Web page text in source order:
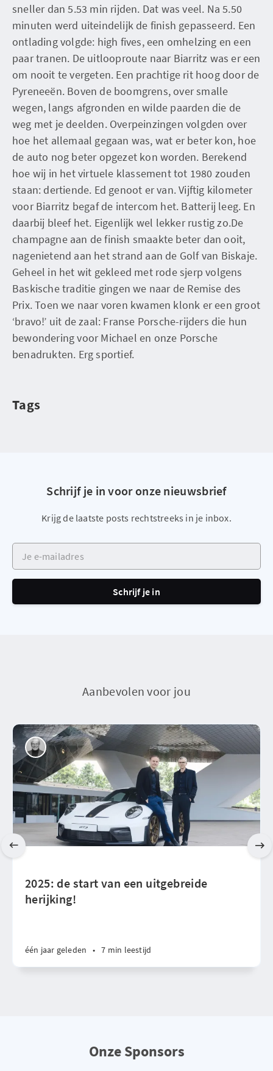
sneller dan 5.53 min rijden. Dat was veel. Na 5.50
minuten werd uiteindelijk de finish gepasseerd. Een
ontlading volgde: high fives, een omhelzing en een
paar tranen. De uitlooproute naar Biarritz was er een
om nooit te vergeten. Een prachtige rit hoog door de
Pyreneeën. Boven de boomgrens, over smalle
wegen, langs afgronden en wilde paarden die de
weg met je deelden. Overpeinzingen volgden over
hoe het allemaal gegaan was, wat er beter kon, hoe
de auto nog beter opgezet kon worden. Berekend
hoe wij in het virtuele klassement tot 1980 zouden
staan: dertiende. Ed genoot er van. Vijftig kilometer
voor Biarritz begaf de intercom het. Batterij leeg. En
daarbij bleef het. Eigenlijk wel lekker rustig zo.De
champagne aan de finish smaakte beter dan ooit,
nagenietend aan het strand aan de Golf van Biskaje.
Geheel in het wit gekleed met rode sjerp volgens
Baskische traditie gingen we naar de Remise des
Prix. Toen we naar voren kwamen klonk er een groot
‘bravo!’ uit de zaal: Franse Porsche-rijders die hun
bewondering voor Michael en onze Porsche
benadrukten. Erg sportief.
Tags
Schrijf je in voor onze nieuwsbrief
Krijg de laatste posts rechtstreeks in je inbox.
Je e-mailadres
Schrijf je in
Aanbevolen voor jou
2025: de start van een uitgebreide
herijking!
één jaar geleden • 7 min leestijd
Onze Sponsors